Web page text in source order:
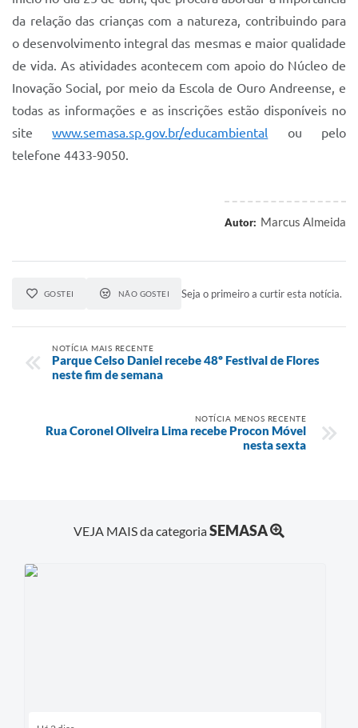
da relação das crianças com a natureza, contribuindo para
o desenvolvimento integral das mesmas e maior qualidade
de vida. As atividades acontecem com apoio do Núcleo de
Inovação Social, por meio da Escola de Ouro Andreense, e
todas as informações e as inscrições estão disponíveis no
sitewww.semasa.sp.gov.br/educambiental ou pelo
telefone 4433-9050.
Autor: Marcus Almeida
GOSTEI NÃO GOSTEI Seja o primeiro a curtir esta notícia.
NOTÍCIA MAIS RECENTE
Parque Celso Daniel recebe 48º Festival de Flores
neste fim de semana
NOTÍCIA MENOS RECENTE
Rua Coronel Oliveira Lima recebe Procon Móvel
nesta sexta
VEJA MAIS da categoriaSEMASA